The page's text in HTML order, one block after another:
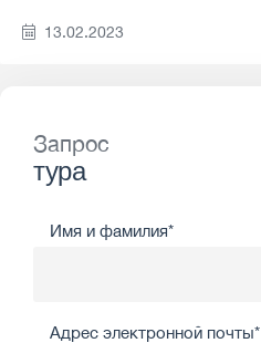
13.02.2023
Запрос
тура
Имя и фамилия*
Адрес электронной почты*